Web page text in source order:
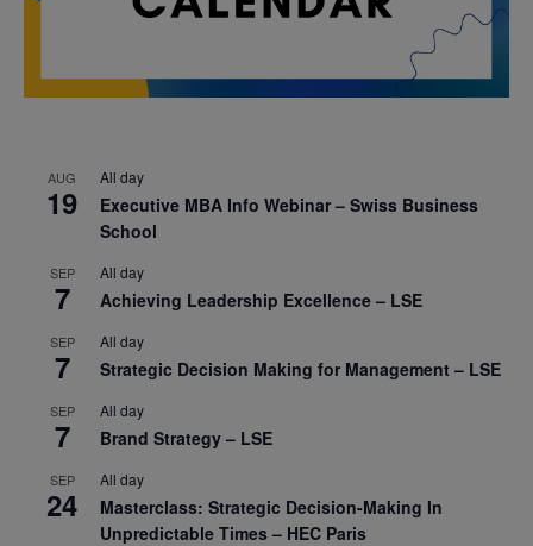
AUG
19
All day
Executive MBA Info Webinar – Swiss Business
School
SEP
7
All day
Achieving Leadership Excellence – LSE
SEP
7
All day
Strategic Decision Making for Management – LSE
SEP
7
All day
Brand Strategy – LSE
SEP
24
All day
Masterclass: Strategic Decision-Making In
Unpredictable Times – HEC Paris